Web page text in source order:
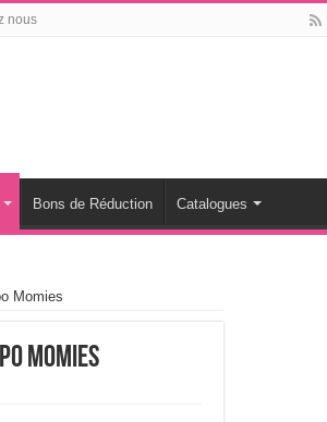
nous
Bons de Réduction Catalogues
Momies
Momies